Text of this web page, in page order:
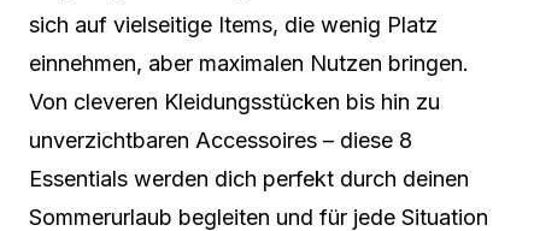
sich auf vielseitige Items, die wenig Platz
einnehmen, aber maximalen Nutzen bringen.
Von cleveren Kleidungsstücken bis hin zu
unverzichtbaren Accessoires – diese 8
Essentials werden dich perfekt durch deinen
Sommerurlaub begleiten und für jede Situation